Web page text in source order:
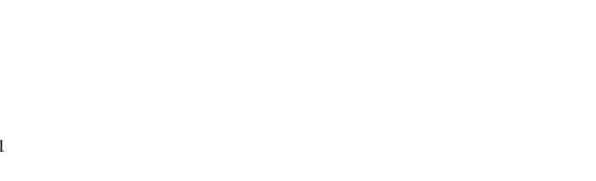
驱动汽车热管理方案高效升级 2026第四届汽车热管理全场景创新发展论坛